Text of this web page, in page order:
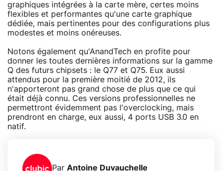
graphiques intégrées à la carte mère, certes moins
flexibles et performantes qu'une carte graphique
dédiée, mais pertinentes pour des configurations plus
modestes et moins onéreuses.
Notons également qu'AnandTech en profite pour
donner les toutes dernières informations sur la gamme
Q des futurs chipsets : le Q77 et Q75. Eux aussi
attendus pour la première moitié de 2012, ils
n'apporteront pas grand chose de plus que ce qui
était déjà connu. Ces versions professionnelles ne
permettront évidemment pas l'overclocking, mais
prendront en charge, eux aussi, 4 ports USB 3.0 en
natif.
Par Antoine Duvauchelle